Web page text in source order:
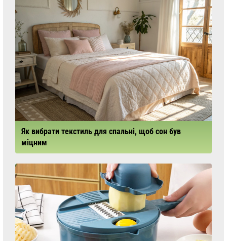
Як вибрати текстиль для спальні, щоб сон був
міцним